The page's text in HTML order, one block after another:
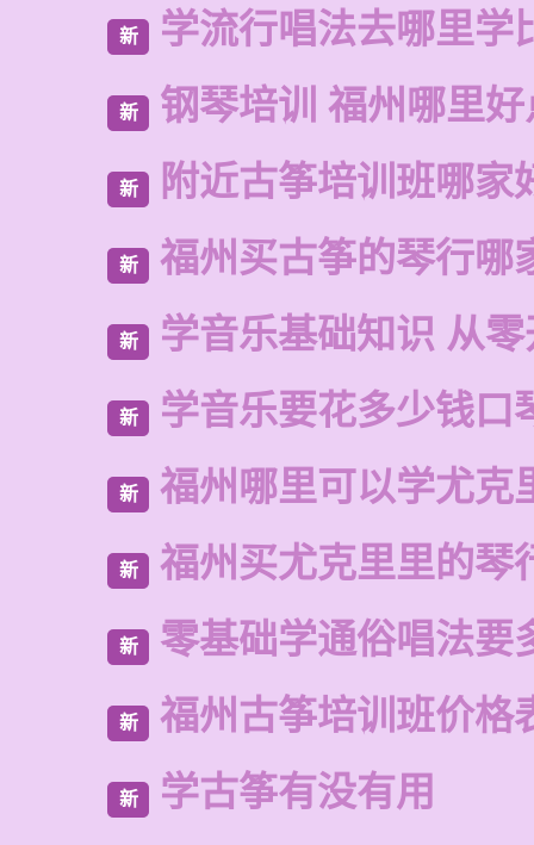
新 学流行唱法去哪里学
新 钢琴培训 福州哪里
新 附近古筝培训班哪家
新 福州买古筝的琴行哪
新 学音乐基础知识 从
新 学音乐要花多少钱口
新 福州哪里可以学尤克
新 福州买尤克里里的琴
新 零基础学通俗唱法要
新 福州古筝培训班价格
新 学古筝有没有用